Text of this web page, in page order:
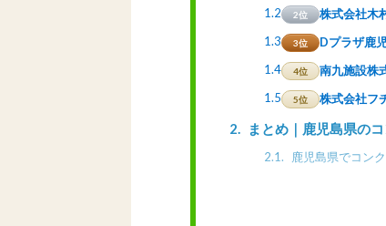
1.2 2位 株式会社木
1.3 3位 Dプラザ鹿
1.4 4位 南九施設株
1.5 5位 株式会社フ
2 まとめ｜鹿児島県の
2.1 鹿児島県でコン